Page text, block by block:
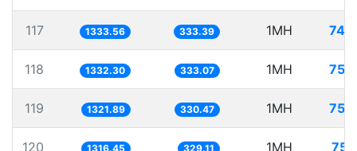
117 1333.56 333.39 1MH
118 1332.30 333.07 1MH
119 1321.89 330.47 1MH
120 1316.45 329.11 1MH